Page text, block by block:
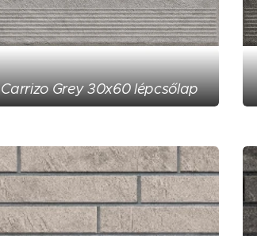
Carrizo Grey 30x60 lépcsőlap